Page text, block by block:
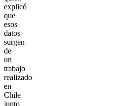
explicó
que
esos
datos
surgen
de
un
trabajo
realizado
en
Chile
junto